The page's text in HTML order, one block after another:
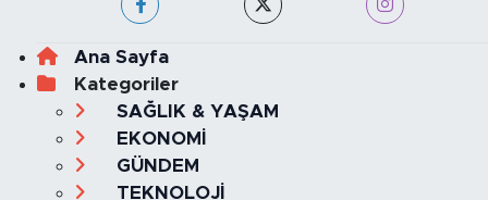
Ana Sayfa
Kategoriler
SAĞLIK & YAŞAM
EKONOMİ
GÜNDEM
TEKNOLOJİ